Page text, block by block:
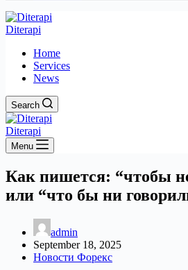
Diterapi
Home
Services
News
Search
Diterapi
Menu
Как пишется: “чтобы
или “что бы ни
admin
September 18, 2025
Новости Форекс